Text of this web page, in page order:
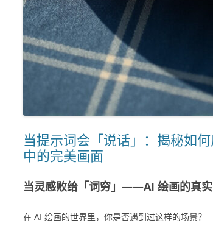
当提示词会「说话」：揭秘如
中的完美画面
当灵感败给「词穷」——AI 绘画的真
在 AI 绘画的世界里，你是否遇到过这样的场景？